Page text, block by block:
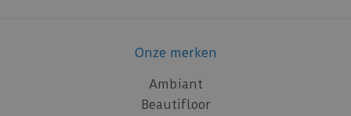
Onze merken
Ambiant
Beautifloor